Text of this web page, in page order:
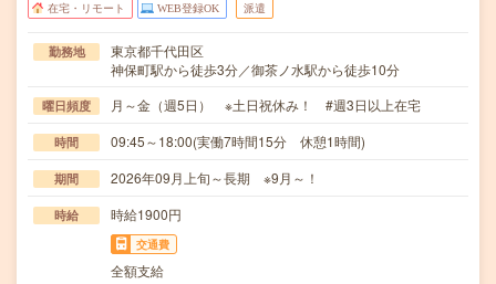
在宅・リモート WEB登録OK 派遣
勤務地
東京都千代田区
神保町駅から徒歩3分／御茶ノ水駅から徒歩10分
曜日頻度 月～金（週5日） ※土日祝休み！ #週3日以上在宅
時間 09:45～18:00(実働7時間15分 休憩1時間)
期間 2026年09月上旬～長期 ※9月～！
時給 時給1900円
交通費
全額支給